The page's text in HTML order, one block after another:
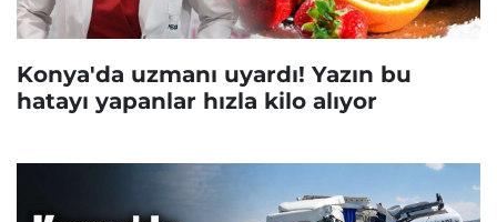
Konya'da uzmanı uyardı! Yazın bu
hatayı yapanlar hızla kilo alıyor